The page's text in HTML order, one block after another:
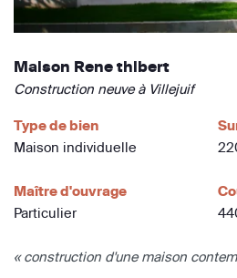
Maison Rene thibert
Construction neuve à Villejuif
Type de bien
Maison individuelle
Maître d'ouvrage
Particulier
« construction d'une maison